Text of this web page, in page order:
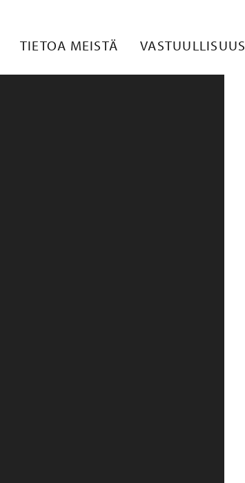
TIETOA MEISTÄ VASTUULLISUUS